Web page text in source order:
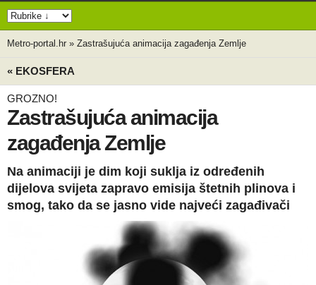
Metro-portal.hr » Zastrašujuća animacija zagađenja Zemlje
« EKOSFERA
GROZNO!
Zastrašujuća animacija
zagađenja Zemlje
Na animaciji je dim koji suklja iz određenih
dijelova svijeta zapravo emisija štetnih plinova i
smog, tako da se jasno vide najveći zagađivači